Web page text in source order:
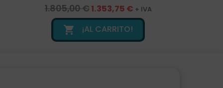
1.805,00 €1.353,75 € + IVA
 ¡AL CARRITO!